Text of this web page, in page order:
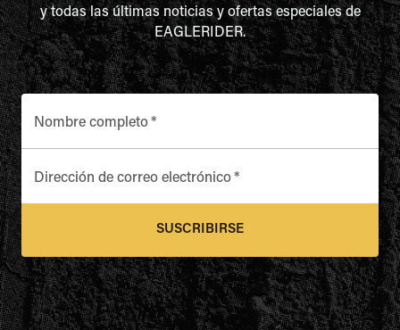
y todas las últimas noticias y ofertas especiales de
EAGLERIDER.
Nombre completo*
Dirección de correo electrónico*
SUSCRIBIRSE